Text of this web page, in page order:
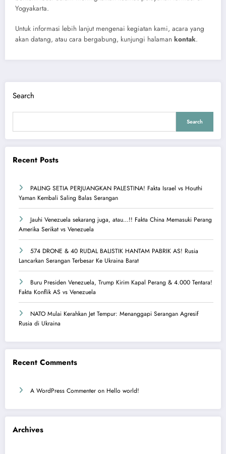
Yogyakarta.
Untuk informasi lebih lanjut mengenai kegiatan kami, acara yang
akan datang, atau cara bergabung, kunjungi halaman kontak.
Search
Search
Recent Posts
PALING SETIA PERJUANGKAN PALESTINA! Fakta Israel vs Houthi
Yaman Kembali Saling Balas Serangan
Jauhi Venezuela sekarang juga, atau…!! Fakta China Memasuki Perang
Amerika Serikat vs Venezuela
574 DRONE & 40 RUDAL BALISTIK HANTAM PABRIK AS! Rusia
Lancarkan Serangan Terbesar Ke Ukraina Barat
Buru Presiden Venezuela, Trump Kirim Kapal Perang & 4.000 Tentara!
Fakta Konflik AS vs Venezuela
NATO Mulai Kerahkan Jet Tempur: Menanggapi Serangan Agresif
Rusia di Ukraina
Recent Comments
A WordPress Commenter on Hello world!
Archives